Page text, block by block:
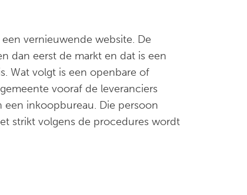
vernieuwende website. De
dan eerst de markt en dat is een
Wat volgt is een openbare of
vooraf de leveranciers
inkoopbureau. Die persoon
strikt volgens de procedures wordt